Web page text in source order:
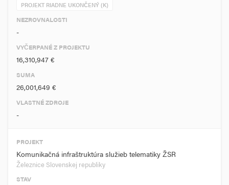
PROJEKT RIADNE UKONČENÝ (K)
NEZROVNALOSTI
-
VYČERPANÉ Z PROJEKTU
16,310,947 €
SUMA
26,001,649 €
VLASTNÉ ZDROJE
-
PROJEKT
Komunikačná infraštruktúra služieb telematiky ŽSR
Železnice Slovenskej republiky
STAV